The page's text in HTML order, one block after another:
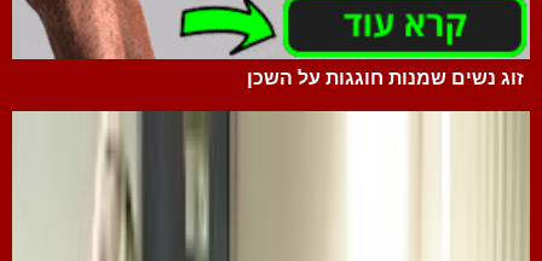
זוג נשים שמנות חוגגות על השכן